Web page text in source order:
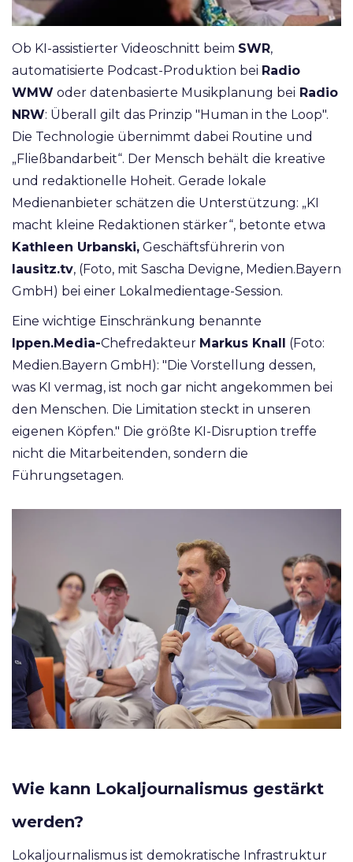
Ob KI-assistierter Videoschnitt beim SWR,
automatisierte Podcast-Produktion bei Radio
WMW oder datenbasierte Musikplanung bei Radio
NRW: Überall gilt das Prinzip "Human in the Loop".
Die Technologie übernimmt dabei Routine und
„Fließbandarbeit“. Der Mensch behält die kreative
und redaktionelle Hoheit. Gerade lokale
Medienanbieter schätzen die Unterstützung: „KI
macht kleine Redaktionen stärker“, betonte etwa
Kathleen Urbanski, Geschäftsführerin von
lausitz.tv, (Foto, mit Sascha Devigne, Medien.Bayern
GmbH) bei einer Lokalmedientage-Session.
Eine wichtige Einschränkung benannte
Ippen.Media-Chefredakteur Markus Knall (Foto:
Medien.Bayern GmbH): "Die Vorstellung dessen,
was KI vermag, ist noch gar nicht angekommen bei
den Menschen. Die Limitation steckt in unseren
eigenen Köpfen." Die größte KI-Disruption treffe
nicht die Mitarbeitenden, sondern die
Führungsetagen.
Wie kann Lokaljournalismus gestärkt
werden?
Lokaljournalismus ist demokratische Infrastruktur